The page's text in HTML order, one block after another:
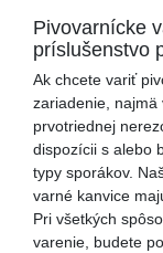
Pivovarnícke
príslušenstvo
Ak chcete variť
zariadenie, najmä
prvotriednej
dispozícii s alebo
typy sporákov.
varné kanvice
Pri všetkých
varenie, budete